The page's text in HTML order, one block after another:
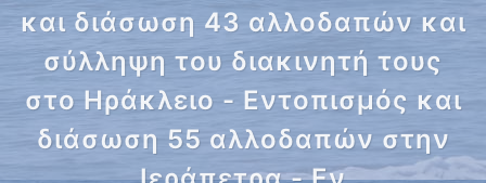
και διάσωση 43 αλλοδαπών και
σύλληψη του διακινητή τους
στο Ηράκλειο - Εντοπισμός και
διάσωση 55 αλλοδαπών στην